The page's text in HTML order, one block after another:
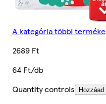
A kategória többi terméke
2689 Ft
64 Ft/db
Quantity controls
Hozzáad